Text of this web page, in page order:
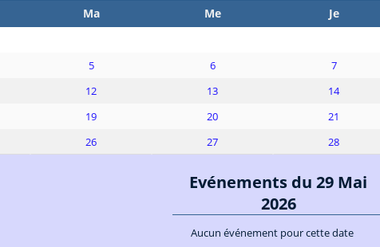
Ma Me Je
5 6 7
12 13 14
19 20 21
26 27 28
Evénements du 29 Mai
2026
Aucun événement pour cette date